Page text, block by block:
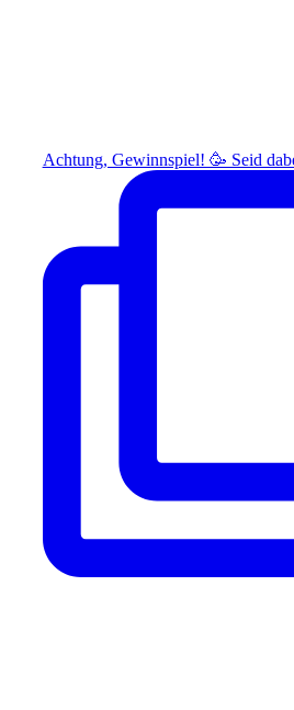
Achtung, Gewinnspiel! 🥳 Seid